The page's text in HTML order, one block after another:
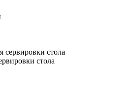
сервировки стола
стола